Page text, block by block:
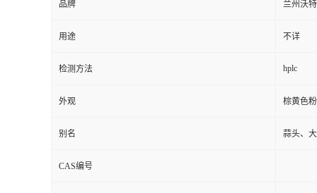
品牌 兰州沃
用途 不详
检测方法 hplc
外观 棕黄色
别名 蒜头、
CAS编号